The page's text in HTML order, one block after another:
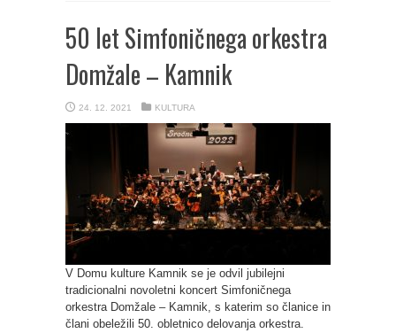
50 let Simfoničnega orkestra
Domžale – Kamnik
24. 12. 2021 KULTURA
V Domu kulture Kamnik se je odvil jubilejni
tradicionalni novoletni koncert Simfoničnega
orkestra Domžale – Kamnik, s katerim so članice in
člani obeležili 50. obletnico delovanja orkestra.